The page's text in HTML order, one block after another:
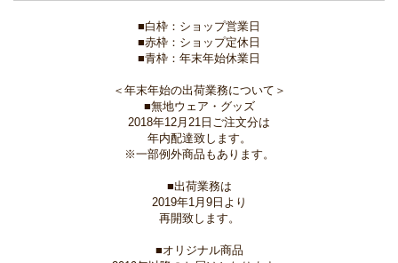
■白枠：ショップ営業日
■赤枠：ショップ定休日
■青枠：年末年始休業日
＜年末年始の出荷業務について＞
■無地ウェア・グッズ
2018年12月21日ご注文分は
年内配達致します。
※一部例外商品もあります。
■出荷業務は
2019年1月9日より
再開致します。
■オリジナル商品